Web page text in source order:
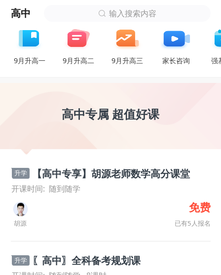
高中 输入搜索内容
9月升高一 9月升高二 9月升高三 家长咨询 强
高中专属 超值好课
升学 【高中专享】胡源老师数学高分课堂
开课时间: 随到随学
胡源
免费
已有5人报名
升学 〖高中〗全科备考规划课